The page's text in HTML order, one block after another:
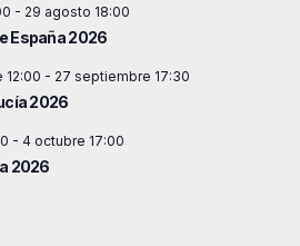
- 29 agosto 18:00
España 2026
12:00 - 27 septiembre 17:30
2026
- 4 octubre 17:00
2026